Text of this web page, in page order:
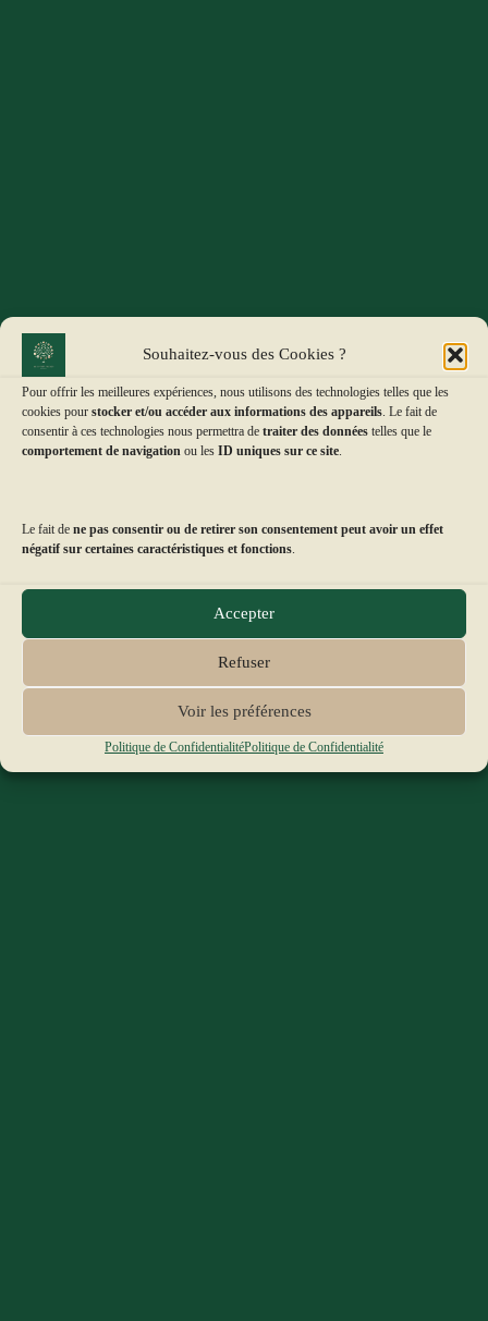
Souhaitez-vous des Cookies ?
Pour offrir les meilleures expériences, nous utilisons des technologies telles que les
cookies pour stocker et/ou accéder aux informations des appareils . Le fait de
consentir à ces technologies nous permettra de traiter des données telles que le
comportement de navigation ou les ID uniques sur ce site
Le fait de ne pas consentir ou de retirer son consentement peut avoir un effet
négatif sur certaines caractéristiques et fonctions
Accepter
Refuser
Voir les préférences
Politique de ConfidentialitéPolitique de Confidentialité